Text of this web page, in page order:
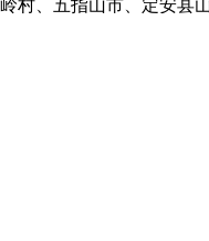
、五指山市、定安